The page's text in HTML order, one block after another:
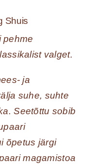
Shuis
pehme
valget.
ja
suhe, suhte
Seetõttu sobib
õpetus järgi
magamistoa